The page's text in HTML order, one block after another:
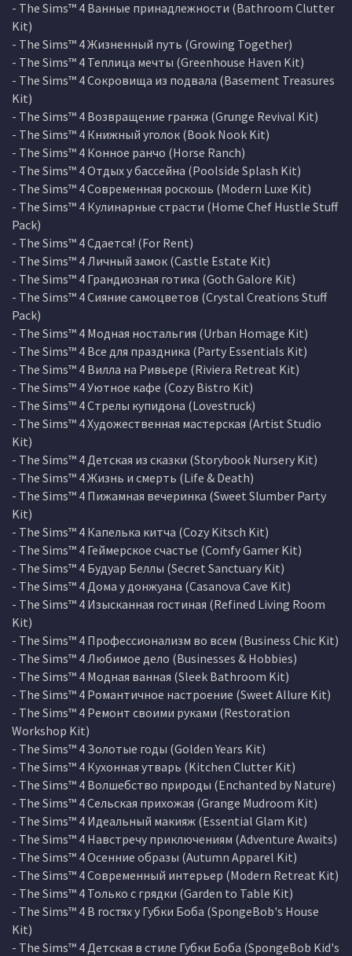
- The Sims™ 4 Ванные принадлежности (Bathroom Clutter
Kit)
- The Sims™ 4 Жизненный путь (Growing Together)
- The Sims™ 4 Теплица мечты (Greenhouse Haven Kit)
- The Sims™ 4 Сокровища из подвала (Basement Treasures
Kit)
- The Sims™ 4 Возвращение гранжа (Grunge Revival Kit)
- The Sims™ 4 Книжный уголок (Book Nook Kit)
- The Sims™ 4 Конное ранчо (Horse Ranch)
- The Sims™ 4 Отдых у бассейна (Poolside Splash Kit)
- The Sims™ 4 Современная роскошь (Modern Luxe Kit)
- The Sims™ 4 Кулинарные страсти (Home Chef Hustle Stuff
Pack)
- The Sims™ 4 Сдается! (For Rent)
- The Sims™ 4 Личный замок (Castle Estate Kit)
- The Sims™ 4 Грандиозная готика (Goth Galore Kit)
- The Sims™ 4 Сияние самоцветов (Crystal Creations Stuff
Pack)
- The Sims™ 4 Модная ностальгия (Urban Homage Kit)
- The Sims™ 4 Все для праздника (Party Essentials Kit)
- The Sims™ 4 Вилла на Ривьере (Riviera Retreat Kit)
- The Sims™ 4 Уютное кафе (Cozy Bistro Kit)
- The Sims™ 4 Стрелы купидона (Lovestruck)
- The Sims™ 4 Художественная мастерская (Artist Studio
Kit)
- The Sims™ 4 Детская из сказки (Storybook Nursery Kit)
- The Sims™ 4 Жизнь и смерть (Life & Death)
- The Sims™ 4 Пижамная вечеринка (Sweet Slumber Party
Kit)
- The Sims™ 4 Капелька китча (Cozy Kitsch Kit)
- The Sims™ 4 Геймерское счастье (Comfy Gamer Kit)
- The Sims™ 4 Будуар Беллы (Secret Sanctuary Kit)
- The Sims™ 4 Дома у донжуана (Casanova Cave Kit)
- The Sims™ 4 Изысканная гостиная (Refined Living Room
Kit)
- The Sims™ 4 Профессионализм во всем (Business Chic Kit)
- The Sims™ 4 Любимое дело (Businesses & Hobbies)
- The Sims™ 4 Модная ванная (Sleek Bathroom Kit)
- The Sims™ 4 Романтичное настроение (Sweet Allure Kit)
- The Sims™ 4 Ремонт своими руками (Restoration
Workshop Kit)
- The Sims™ 4 Золотые годы (Golden Years Kit)
- The Sims™ 4 Кухонная утварь (Kitchen Clutter Kit)
- The Sims™ 4 Волшебство природы (Enchanted by Nature)
- The Sims™ 4 Сельская прихожая (Grange Mudroom Kit)
- The Sims™ 4 Идеальный макияж (Essential Glam Kit)
- The Sims™ 4 Навстречу приключениям (Adventure Awaits)
- The Sims™ 4 Осенние образы (Autumn Apparel Kit)
- The Sims™ 4 Современный интерьер (Modern Retreat Kit)
- The Sims™ 4 Только с грядки (Garden to Table Kit)
- The Sims™ 4 В гостях у Губки Боба (SpongeBob's House
Kit)
- The Sims™ 4 Детская в стиле Губки Боба (SpongeBob Kid's